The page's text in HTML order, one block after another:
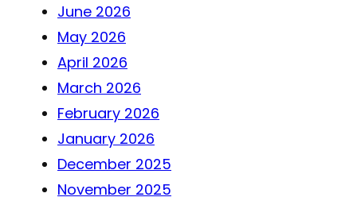
June 2026
May 2026
April 2026
March 2026
February 2026
January 2026
December 2025
November 2025